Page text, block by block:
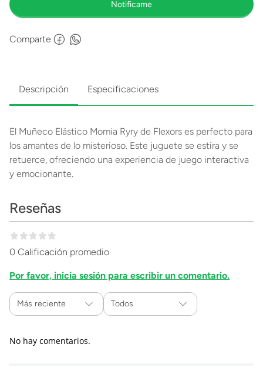
Comparte
Descripción Especificaciones
El Muñeco Elástico Momia Ryry de Flexors es perfecto para
los amantes de lo misterioso. Este juguete se estira y se
retuerce, ofreciendo una experiencia de juego interactiva
y emocionante.
Reseñas
0 Calificación promedio
Por favor, inicia sesión para escribir un comentario.
Más reciente Todos
No hay comentarios.